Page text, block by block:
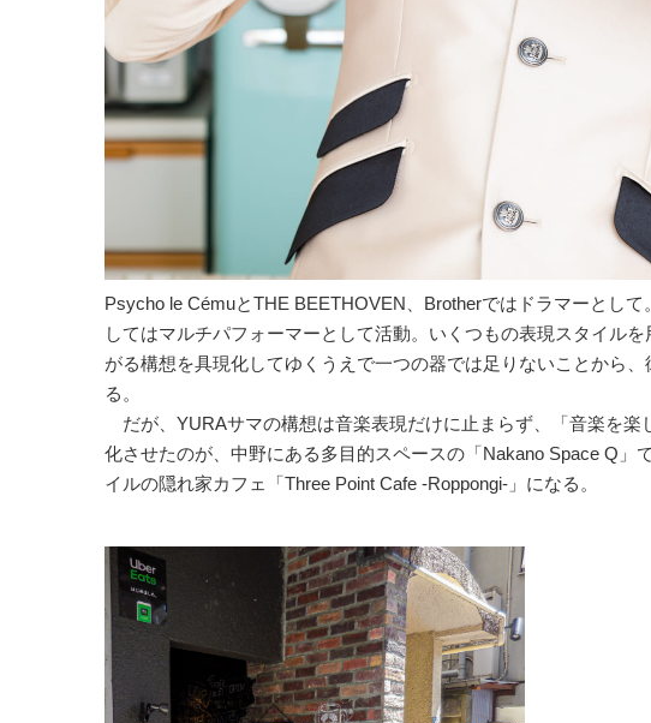
Psycho le CémuとTHE BEETHOVEN、Brotherではドラマーとし
してはマルチパフォーマーとして活動。いくつもの表現スタイル
がる構想を具現化してゆくうえで一つの器では足りないことから
る。
だが、YURAサマの構想は音楽表現だけに止まらず、「音楽を
化させたのが、中野にある多目的スペースの「Nakano Space Q
イルの隠れ家カフェ「Three Point Cafe -Roppongi-」になる。